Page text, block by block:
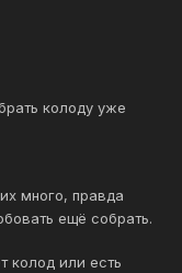
колоду уже
много, правда
ещё собрать.
колод или есть